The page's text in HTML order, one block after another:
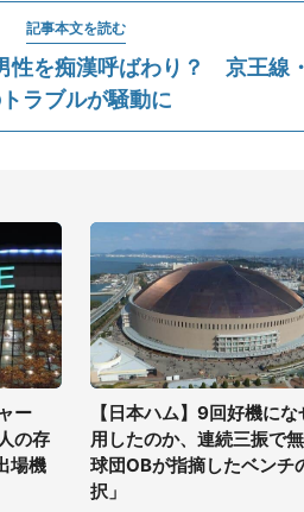
記事本文を読む
性を痴漢呼ばわり？ 京王線
ラブルが騒動に
ー
の存
場機
【日本ハム】9回好機に
用したのか、連続三振で
球団OBが指摘したベンチ
択」